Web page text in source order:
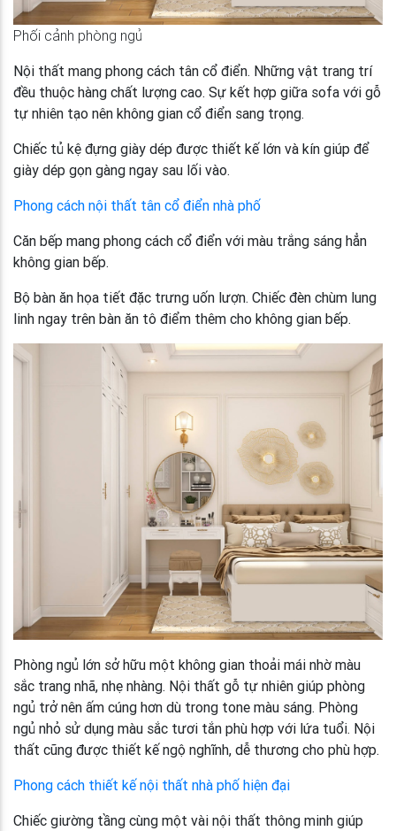
Phối cảnh phòng ngủ
Nội thất mang phong cách tân cổ điển. Những vật trang trí
đều thuộc hàng chất lượng cao. Sự kết hợp giữa sofa với gỗ
tự nhiên tạo nên không gian cổ điển sang trọng.
Chiếc tủ kệ đựng giày dép được thiết kế lớn và kín giúp để
giày dép gọn gàng ngay sau lối vào.
Phong cách nội thất tân cổ điển nhà phố
Căn bếp mang phong cách cổ điển với màu trắng sáng hẳn
không gian bếp.
Bộ bàn ăn họa tiết đặc trưng uốn lượn. Chiếc đèn chùm lung
linh ngay trên bàn ăn tô điểm thêm cho không gian bếp.
Phòng ngủ lớn sở hữu một không gian thoải mái nhờ màu
sắc trang nhã, nhẹ nhàng. Nội thất gỗ tự nhiên giúp phòng
ngủ trở nên ấm cúng hơn dù trong tone màu sáng. Phòng
ngủ nhỏ sử dụng màu sắc tươi tắn phù hợp với lứa tuổi. Nội
thất cũng được thiết kế ngộ nghĩnh, dễ thương cho phù hợp.
Phong cách thiết kế nội thất nhà phố hiện đại
Chiếc giường tầng cùng một vài nội thất thông minh giúp